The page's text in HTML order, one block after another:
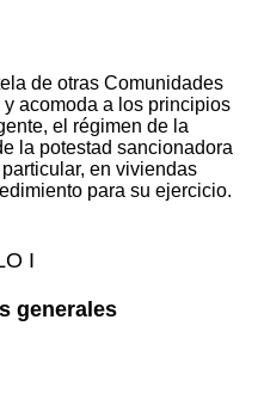
de otras Comunidades
acomoda a los principios
el régimen de la
la potestad sancionadora
en viviendas
para su ejercicio.
I
generales